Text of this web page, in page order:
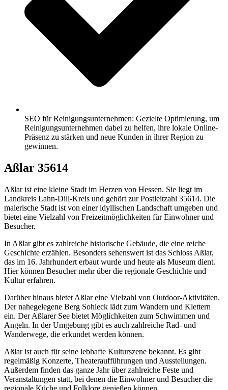
SEO für Reinigungsunternehmen: Gezielte Optimierung, um
Reinigungsunternehmen dabei zu helfen, ihre lokale Online-
Präsenz zu stärken und neue Kunden in ihrer Region zu
gewinnen.
Aßlar 35614
Aßlar ist eine kleine Stadt im Herzen von Hessen. Sie liegt im
Landkreis Lahn-Dill-Kreis und gehört zur Postleitzahl 35614. Die
malerische Stadt ist von einer idyllischen Landschaft umgeben und
bietet eine Vielzahl von Freizeitmöglichkeiten für Einwohner und
Besucher.
In Aßlar gibt es zahlreiche historische Gebäude, die eine reiche
Geschichte erzählen. Besonders sehenswert ist das Schloss Aßlar,
das im 16. Jahrhundert erbaut wurde und heute als Museum dient.
Hier können Besucher mehr über die regionale Geschichte und
Kultur erfahren.
Darüber hinaus bietet Aßlar eine Vielzahl von Outdoor-Aktivitäten.
Der nahegelegene Berg Sohleck lädt zum Wandern und Klettern
ein. Der Aßlarer See bietet Möglichkeiten zum Schwimmen und
Angeln. In der Umgebung gibt es auch zahlreiche Rad- und
Wanderwege, die erkundet werden können.
Aßlar ist auch für seine lebhafte Kulturszene bekannt. Es gibt
regelmäßig Konzerte, Theateraufführungen und Ausstellungen.
Außerdem finden das ganze Jahr über zahlreiche Feste und
Veranstaltungen statt, bei denen die Einwohner und Besucher die
regionale Küche und Folklore genießen können.